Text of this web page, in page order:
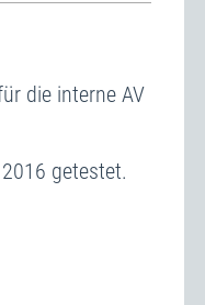
die interne AV
getestet.